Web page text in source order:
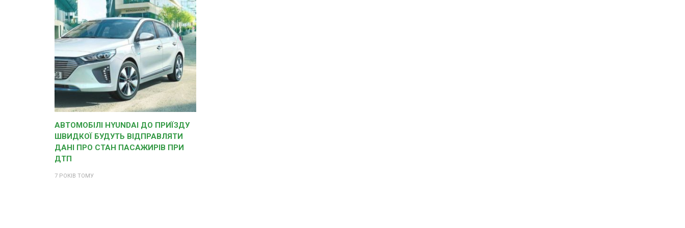
АВТОМОБІЛІ HYUNDAI ДО ПРИЇЗДУ
ШВИДКОЇ БУДУТЬ ВІДПРАВЛЯТИ
ДАНІ ПРО СТАН ПАСАЖИРІВ ПРИ
ДТП
7 РОКІВ ТОМУ